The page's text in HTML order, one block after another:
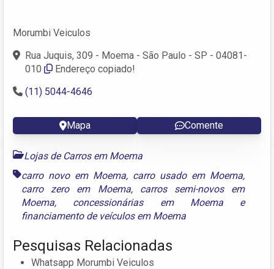
Morumbi Veiculos
Rua Juquis, 309 - Moema - São Paulo - SP - 04081-
010
Endereço copiado!
(11) 5044-4646
Mapa Comente
Lojas de Carros em Moema
carro novo em Moema, carro usado em Moema,
carro zero em Moema, carros semi-novos em
Moema, concessionárias em Moema e
financiamento de veículos em Moema
Pesquisas Relacionadas
Whatsapp Morumbi Veiculos